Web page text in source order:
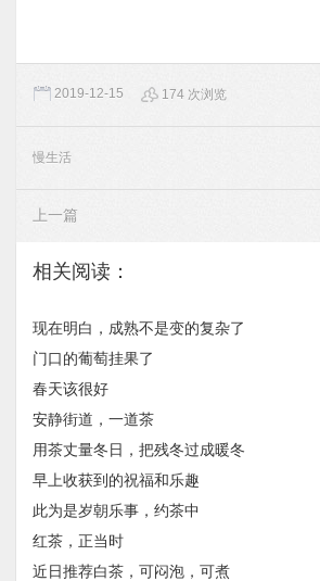
2019-12-15 174 次浏览
慢生活
上一篇
相关阅读：
现在明白，成熟不是变的复杂了
门口的葡萄挂果了
春天该很好
安静街道，一道茶
用茶丈量冬日，把残冬过成暖冬
早上收获到的祝福和乐趣
此为是岁朝乐事，约茶中
红茶，正当时
近日推荐白茶，可闷泡，可煮